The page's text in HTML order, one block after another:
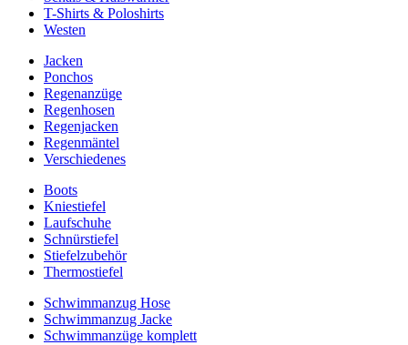
T-Shirts & Poloshirts
Westen
Jacken
Ponchos
Regenanzüge
Regenhosen
Regenjacken
Regenmäntel
Verschiedenes
Boots
Kniestiefel
Laufschuhe
Schnürstiefel
Stiefelzubehör
Thermostiefel
Schwimmanzug Hose
Schwimmanzug Jacke
Schwimmanzüge komplett